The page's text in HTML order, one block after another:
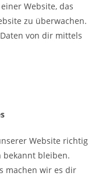
Website, das
zu überwachen.
von dir mittels
Website richtig
bleiben.
machen wir es dir